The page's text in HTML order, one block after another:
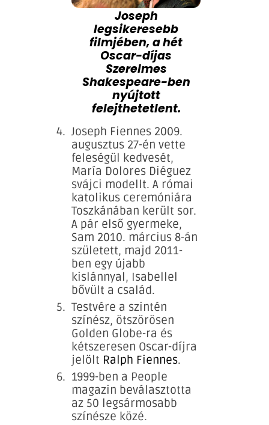
Joseph
legsikeresebb
filmjében, a hét
Oscar-díjas
Szerelmes
Shakespeare-ben
nyújtott
felejthetetlent.
Joseph Fiennes 2009.
augusztus 27-én vette
feleségül kedvesét,
María Dolores Diéguez
svájci modellt. A római
katolikus ceremóniára
Toszkánában került sor.
A pár első gyermeke,
Sam 2010. március 8-án
született, majd 2011-
ben egy újabb
kislánnyal, Isabellel
bővült a család.
Testvére a szintén
színész, ötszörösen
Golden Globe-ra és
kétszeresen Oscar-díjra
jelölt Ralph Fiennes.
1999-ben a People
magazin beválasztotta
az 50 legsármosabb
színésze közé.